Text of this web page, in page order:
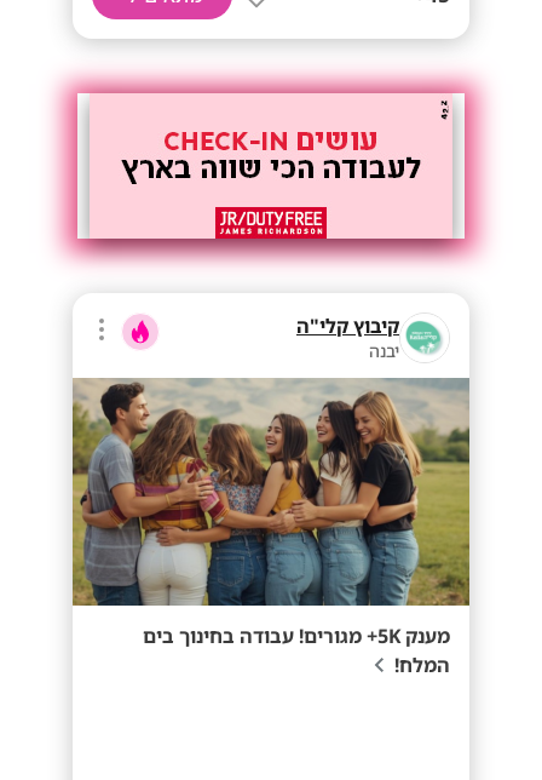
קיבוץ קלי"ה
יבנה
מענק 5K+ מגורים! עבודה בחינוך בים
המלח!